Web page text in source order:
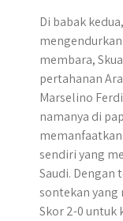
Di babak
membara,
pertahanan
Marselino
namanya di
sendiri yang
Saudi. Dengan
sontekan yang
Skor 2-0 untuk